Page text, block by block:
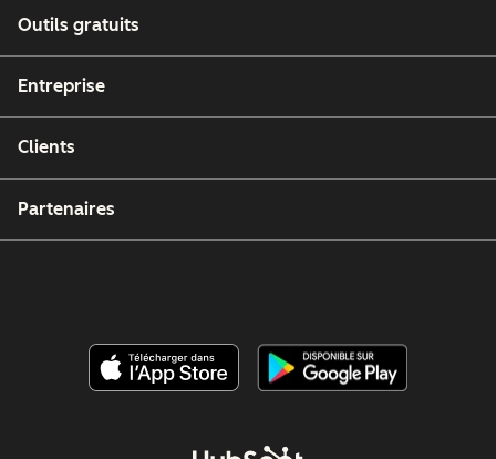
Outils gratuits
Entreprise
Clients
Partenaires